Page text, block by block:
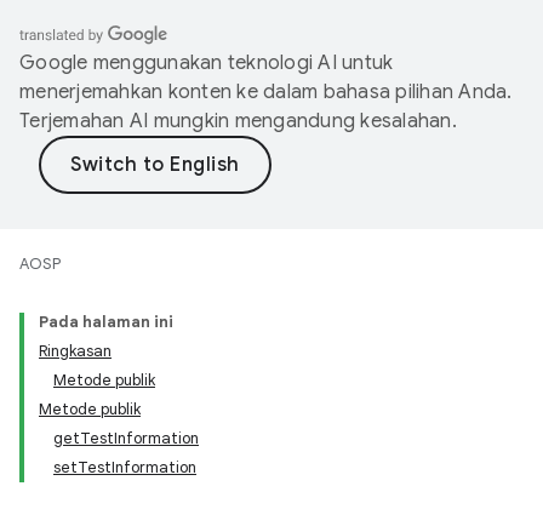
Google menggunakan teknologi AI untuk
menerjemahkan konten ke dalam bahasa pilihan Anda.
Terjemahan AI mungkin mengandung kesalahan.
AOSP
Pada halaman ini
Ringkasan
Metode publik
Metode publik
getTestInformation
setTestInformation